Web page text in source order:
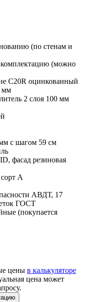
(по стенам и
комплектацию (можно
С20R оцинкованный
мм
2 слоя 100 мм
с шагом 59 см
фасад резиновая
сорт А
АВДТ, 17
ГОСТ
(покупается
цены в калькуляторе
цена может